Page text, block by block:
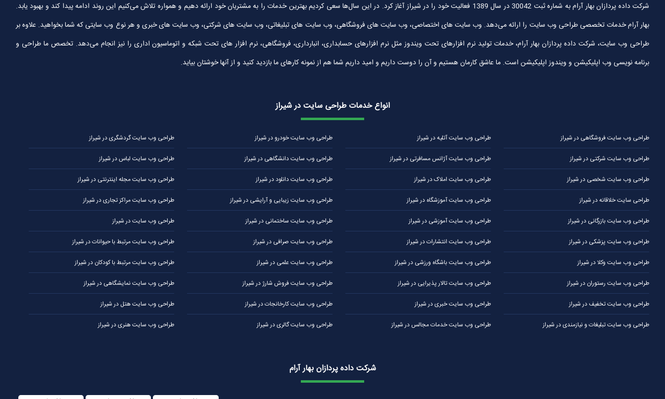
شرکت داده پردازان بهار آرام به شماره ثبت 30042 در سال 1389 فعالیت خود را در شیراز آغاز کرد. در این سال‌ها سعی کردیم بهترین خدمات را به مشتریان خود ارائه دهیم و همواره تلاش می‌کنیم این روند ادامه پیدا کند و بهبود یابد.
بهار آرام خدمات تخصصی طراحی وب سایت را ارائه می‌دهد. وب سایت های اختصاصی، وب سایت های فروشگاهی، وب سایت های تبلیغاتی، وب سایت های شرکتی، وب سایت های خبری و هر نوع وب سایتی که شما بخواهید. علاوه بر
طراحی وب سایت، شرکت داده پردازان بهار آرام، خدمات تولید نرم افزارهای تحت ویندوز مثل نرم افزارهای حسابداری، انبارداری، فروشگاهی، نرم افزار های تحت شبکه و اتوماسیون اداری را نیز انجام می‌دهد. تخصص ما طراحی و
برنامه نویسی وب اپلیکیشن و ویندوز اپلیکیشن است. ما عاشق کارمان هستیم و آن را دوست داریم و امید داریم شما هم از نمونه کارهای ما بازدید کنید و از آنها خوشتان بیاید.
انواع خدمات طراحی سایت در شیراز
طراحی وب سایت فروشگاهی در شیراز
طراحی وب سایت شرکتی در شیراز
طراحی وب سایت شخصی در شیراز
طراحی سایت خلاقانه در شیراز
طراحی وب سایت بازرگانی در شیراز
طراحی وب سایت پزشکی در شیراز
طراحی وب سایت وکلا در شیراز
طراحی وب سایت رستوران در شیراز
طراحی وب سایت تخفیف در شیراز
طراحی وب سایت تبلیغات و نیازمندی در شیراز
طراحی وب سایت آتلیه در شیراز
طراحی وب سایت آژانس مسافرتی در شیراز
طراحی وب سایت املاک در شیراز
طراحی وب سایت آموزشگاه در شیراز
طراحی وب سایت آموزشی در شیراز
طراحی وب سایت انتشارات در شیراز
طراحی وب سایت باشگاه ورزشی در شیراز
طراحی وب سایت تالار پذیرایی در شیراز
طراحی وب سایت خبری در شیراز
طراحی وب سایت خدمات مجالس در شیراز
طراحی وب سایت خودرو در شیراز
طراحی وب سایت دانشگاهی در شیراز
طراحی وب سایت دانلود در شیراز
طراحی وب سایت زیبایی و آرایشی در شیراز
طراحی وب سایت ساختمانی در شیراز
طراحی وب سایت صرافی در شیراز
طراحی وب سایت علمی در شیراز
طراحی وب سایت فروش شارژ در شیراز
طراحی وب سایت کارخانجات در شیراز
طراحی وب سایت گالری در شیراز
طراحی وب سایت گردشگری در شیراز
طراحی وب سایت لباس در شیراز
طراحی وب سایت مجله اینترنتی در شیراز
طراحی وب سایت مراکز تجاری در شیراز
طراحی وب سایت در شیراز
طراحی وب سایت مرتبط با حیوانات در شیراز
طراحی وب سایت مرتبط با کودکان در شیراز
طراحی وب سایت نمایشگاهی در شیراز
طراحی وب سایت هتل در شیراز
طراحی وب سایت هنری در شیراز
شرکت داده پردازان بهار آرام